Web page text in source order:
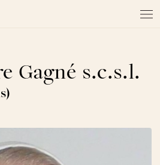
Gagné s.c.s.l.